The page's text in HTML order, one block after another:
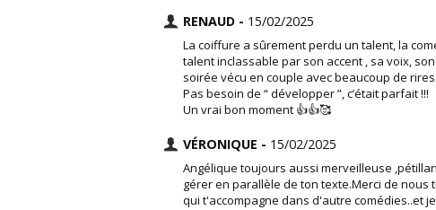
RENAUD - 15/02/2025
La coiffure a sûrement perdu un talent, la
talent inclassable par son accent , sa voix,
soirée vécu en couple avec beaucoup de rires.
Pas besoin de “ développer ”, c’était parfait !!!
Un vrai bon moment 👍👍🥰
VÉRONIQUE - 15/02/2025
Angélique toujours aussi merveilleuse
gérer en parallèle de ton texte.Merci de
qui t'accompagne dans d'autre comédies..et